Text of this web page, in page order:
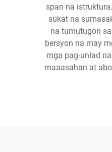
span na
sukat na
na tumutugon
bersyon na may
mga pag-unlad
maaasahan at